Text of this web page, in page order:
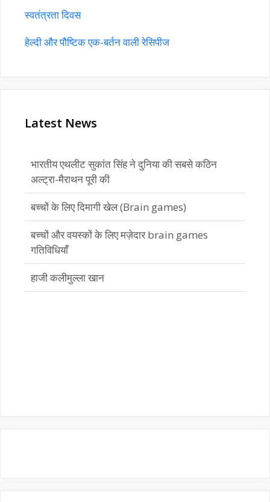
स्वतंत्रता दिवस
हेल्दी और पौष्टिक एक-बर्तन वाली रेसिपीज
Latest News
बच्चों के लिए दिमागी खेल (Brain games)
बच्चों और वयस्कों के लिए मज़ेदार brain games
गतिविधियाँ
हाजी कलीमुल्ला खान
भारतीय एथलीट सुकांत सिंह ने दुनिया की सबसे कठिन
अल्ट्रा-मैराथन पूरी की